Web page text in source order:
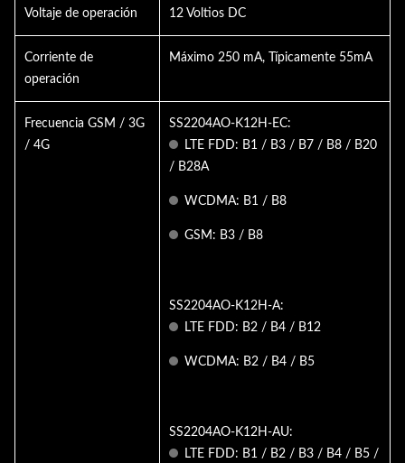
Voltaje de operación 12 Voltios DC
Corriente de
operación
Máximo 250 mA, Típicamente 55mA
Frecuencia GSM / 3G
/ 4G
SS2204AO-K12H-EC:
LTE FDD: B1 / B3 / B7 / B8 / B20
/ B28A
WCDMA: B1 / B8
GSM: B3 / B8
SS2204AO-K12H-A:
LTE FDD: B2 / B4 / B12
WCDMA: B2 / B4 / B5
SS2204AO-K12H-AU:
LTE FDD: B1 / B2 / B3 / B4 / B5 /